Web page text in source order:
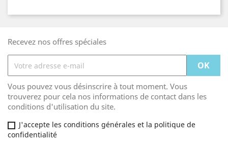
Recevez nos offres spéciales
Vous pouvez vous désinscrire à tout moment. Vous
trouverez pour cela nos informations de contact dans les
conditions d'utilisation du site.
J'accepte les conditions générales et la politique de
confidentialité